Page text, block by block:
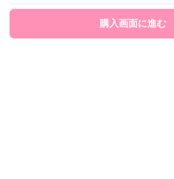
購入画面に進む
購入画面に進む